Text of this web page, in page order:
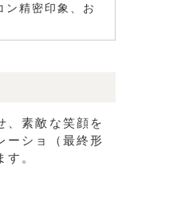
精密印象、お
、素敵な笑顔を
ーショ（最終形
。